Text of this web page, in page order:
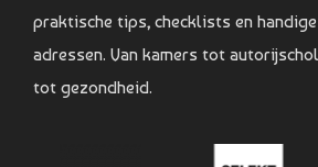
praktische tips, checklists en
adressen. Van kamers tot
tot gezondheid.